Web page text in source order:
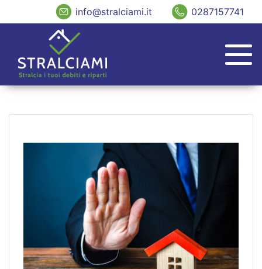
info@stralciami.it 0287157741